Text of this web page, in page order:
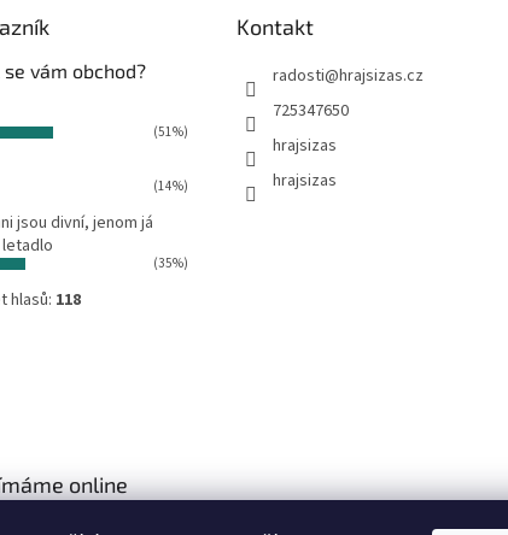
se vám obchod?
(51%)
(14%)
jsou divní, jenom já
(35%)
hlasů: 118
Kontakt
radosti@hrajsizas.cz
725347650
hrajsizas
hrajsizas
online